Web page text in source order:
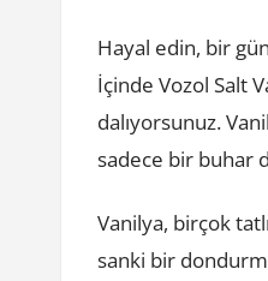
Hayal edin, bir
İçinde Vozol Salt
dalıyorsunuz.
sadece bir buhar
Vanilya, birçok
sanki bir